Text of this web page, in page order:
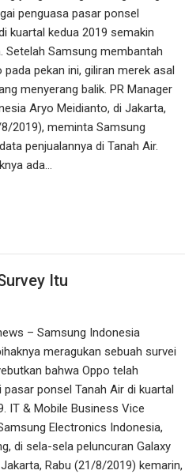
penguasa pasar ponsel
kuartal kedua 2019 semakin
Setelah Samsung membantah
pada pekan ini, giliran merek asal
menyerang balik. PR Manager
Aryo Meidianto, di Jakarta,
2019), meminta Samsung
penjualannya di Tanah Air.
ada…
Itu
– Samsung Indonesia
meragukan sebuah survei
bahwa Oppo telah
pasar ponsel Tanah Air di kuartal
IT & Mobile Business Vice
Electronics Indonesia,
di sela-sela peluncuran Galaxy
Rabu (21/8/2019) kemarin,